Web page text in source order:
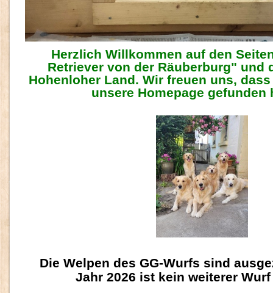
Herzlich Willkommen auf den
Retriever von der Räuberburg" und
Hohenloher Land. Wir freuen uns,
unsere Homepage gefunden
Die Welpen des GG-Wurfs sind
Jahr 2026 ist kein weiterer